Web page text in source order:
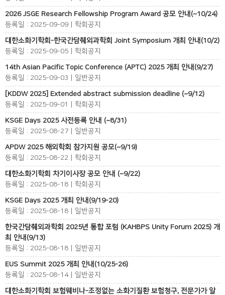
2026 JSGE Research Fellowship Program Award 공모 안내(~10/24)
등록일 : 2025-09-09 | 학회공지
대한소화기학회-한국간담췌외과학회 Joint Symposium 개최 안내(10/2)
등록일 : 2025-09-05 | 학회공지
14th Asian Pacific Topic Conference (APTC) 2025 개최 안내(9/27)
등록일 : 2025-09-03 | 일반공지
[KDDW 2025] Extended abstract submission deadline (~9/12)
등록일 : 2025-09-01 | 학회공지
KSGE Days 2025 사전등록 안내 (~8/31)
등록일 : 2025-08-27 | 일반공지
APDW 2025 해외학회 참가지원 공모(~9/19)
등록일 : 2025-08-22 | 학회공지
대한소화기학회 차기이사장 공모 안내 (~9/22)
등록일 : 2025-08-18 | 학회공지
KSGE Days 2025 개최 안내(9/19-20)
등록일 : 2025-08-18 | 일반공지
한국간담췌외과학회 2025년 통합 포럼 (KAHBPS Unity Forum 2025) 개
최 안내(9/13)
등록일 : 2025-08-18 | 일반공지
EUS Summit 2025 개최 안내(10/25-26)
등록일 : 2025-08-14 | 일반공지
대한소화기학회 보험웨비나-조정없는 소화기질환 보험청구, 전문가가 알